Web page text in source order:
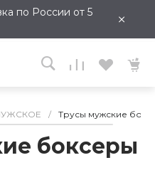
по России от 5
×
/ Трусы мужские
боксеры